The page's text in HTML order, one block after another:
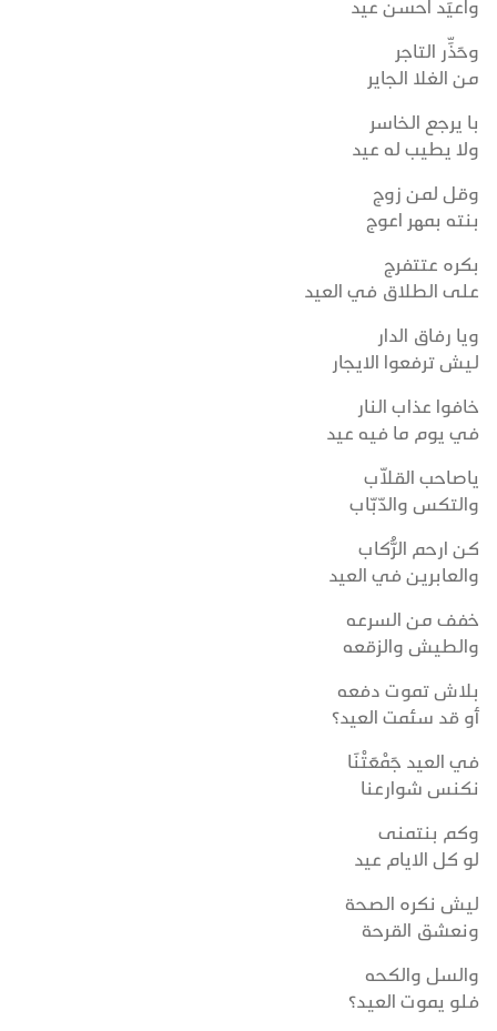
واعيِّد احسن عيد
وحَذِّر التاجر
من الغلا الجاير
با يرجع الخاسر
ولا يطيب له عيد
وقل لمن زوج
بنته بمهر اعوج
بكره عتتفرج
على الطلاق في العيد
ويا رفاق الدار
لـيش ترفعوا الايجار
خافوا عذاب النار
في يوم ما فيه عيد
ياصاحب القلاّب
والتكس والدّبّاب
كن ارحم الرُّكاب
والعابرين في العيد
خفف من السرعه
والطيش والزقعه
بلاش تموت دفعه
أو قد سئمت العيد؟
في العيد جَمْعَتْنَا
نكنس شوارعنا
وكم بنتمنى
لو كل الايام عيد
ليش نكره الصحة
ونعشق القرحة
والسل والكحه
فلو يموت العيـد؟